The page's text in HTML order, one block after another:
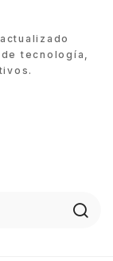
tecnología,